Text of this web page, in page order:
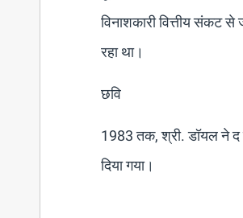
विनाशकारी वित्तीय संकट
रहा था।
छवि
1983 तक, श्री. डॉयल ने द
दिया गया।